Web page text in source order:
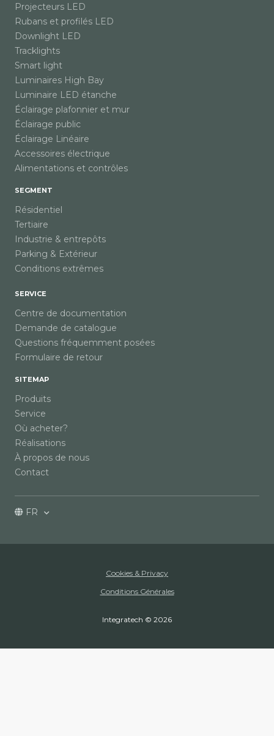
Projecteurs LED
Rubans et profilés LED
Downlight LED
Tracklights
Smart light
Luminaires High Bay
Luminaire LED étanche
Éclairage plafonnier et mur
Éclairage public
Éclairage Linéaire
Accessoires électrique
Alimentations et contrôles
SEGMENT
Résidentiel
Tertiaire
Industrie & entrepôts
Parking & Extérieur
Conditions extrêmes
SERVICE
Centre de documentation
Demande de catalogue
Questions fréquemment posées
Formulaire de retour
SITEMAP
Produits
Service
Où acheter?
Réalisations
À propos de nous
Contact
FR
Cookies & Privacy
Conditions Générales
Integratech © 2026